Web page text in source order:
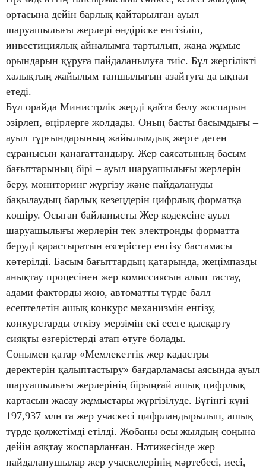
ортасына дейін барлық қайтарылған ауыл
шаруашылығы жерлері өндіріске енгізіліп,
инвестициялық айналымға тартылып, жаңа жұмыс
орындарын құруға пайдаланылуға тиіс. Бұл жергілікті
халықтың жайылым тапшылығын азайтуға да ықпал
етеді.
Бұл орайда Министрлік жерді қайта бөлу жоспарын
әзірлеп, өңірлерге жолдады. Оның басты басымдығы –
ауыл тұрғындарының жайылымдық жерге деген
сұранысын қанағаттандыру. Жер саясатының басым
бағыттарының бірі – ауыл шаруашылығы жерлерін
беру, мониторинг жүргізу және пайдалануды
бақылаудың барлық кезеңдерін цифрлық форматқа
көшіру. Осыған байланысты Жер кодексіне ауыл
шаруашылығы жерлерін тек электронды форматта
беруді қарастыратын өзгерістер енгізу бастамасы
көтерілді. Басым бағыттардың қатарында, жеңімпазды
анықтау процесінен жер комиссиясын алып тастау,
адами факторды жою, автоматты түрде балл
есептелетін ашық конкурс механизмін енгізу,
конкурстарды өткізу мерзімін екі есеге қысқарту
сияқты өзгерістерді атап өтуге болады.
Сонымен қатар «Мемлекеттік жер кадастры
деректерін қалыптастыру» бағдарламасы аясында ауыл
шаруашылығы жерлерінің бірыңғай ашық цифрлық
картасын жасау жұмыстары жүргізілуде. Бүгінгі күні
197,937 млн га жер учаскесі цифрландырылып, ашық
түрде қолжетімді етілді. Жобаны осы жылдың соңына
дейін аяқтау жоспарланған. Нәтижесінде жер
пайдаланушылар жер учаскелерінің мәртебесі, иесі,